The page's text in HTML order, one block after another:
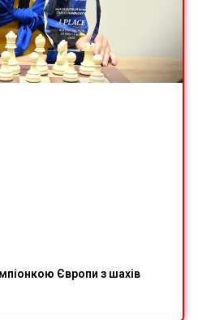
Європи з шахів